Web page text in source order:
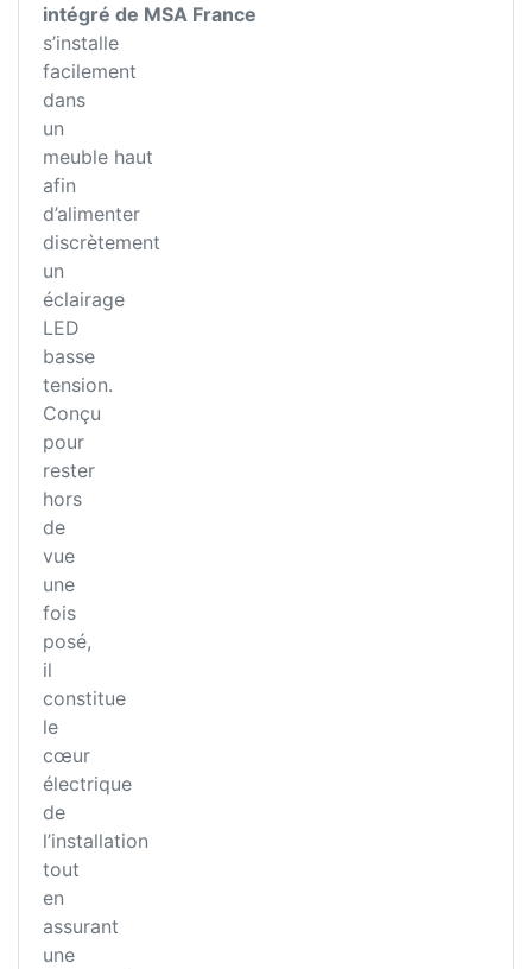
intégré de MSA France
s’installe
facilement
dans
un
meuble haut
afin
d’alimenter
discrètement
un
éclairage
LED
basse
tension.
Conçu
pour
rester
hors
de
vue
une
fois
posé,
il
constitue
le
cœur
électrique
de
l’installation
tout
en
assurant
une